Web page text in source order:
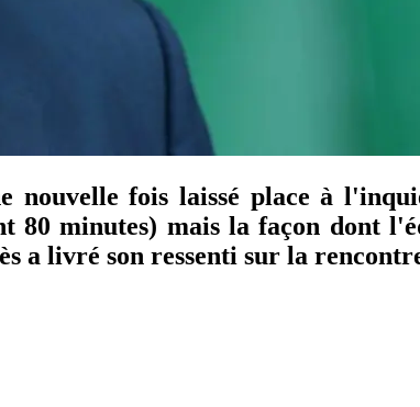
nouvelle fois laissé place à
80 minutes) mais la façon dont
a livré son ressenti sur la